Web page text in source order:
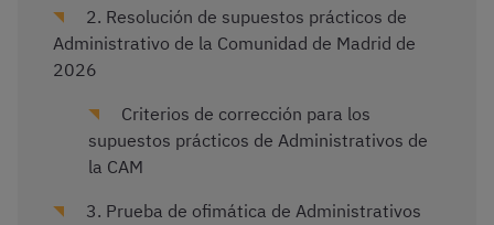
2. Resolución de supuestos prácticos de
Administrativo de la Comunidad de Madrid de
2026
Criterios de corrección para los
supuestos prácticos de Administrativos de
la CAM
3. Prueba de ofimática de Administrativos